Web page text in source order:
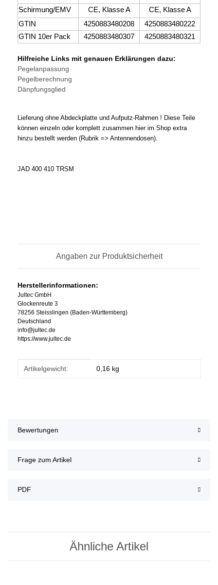
Schirmung/EMV CE, Klasse A
CE, Klasse A
GTIN
4250883480208
4250883480222
GTIN 10er Pack
4250883480307 4250883480321
Hilfreiche Links mit genauen Erklärungen dazu:
Pegelanpassung
Pegelberechnung
Dänpfungsglied
Lieferung ohne Abdeckplatte und Aufputz-Rahmen ! Diese Teile
können einzeln oder komplett zusammen hier im Shop extra
hinzu bestellt werden (Rubrik => Antennendosen).
JAD 400 410 TRSM
Angaben zur Produktsicherheit
Herstellerinformationen:
Jultec GmbH
Glockenreute 3
78256 Steisslingen (Baden-Württemberg)
Deutschland
info@jultec.de
https://www.jultec.de
Produkteigenschaft
Wert
Artikelgewicht: 0,16 kg
Bewertungen
Frage zum Artikel
PDF
Ähnliche Artikel